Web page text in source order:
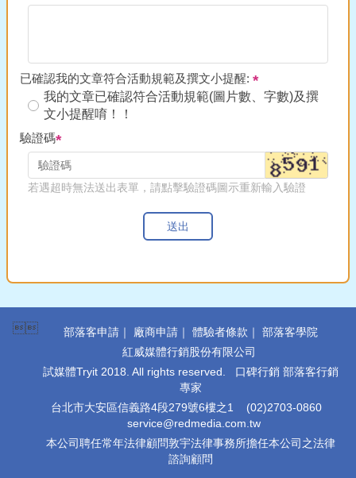
已確認我的文章符合活動規範及撰文小提醒:
我的文章已確認符合活動規範(圖片數、字數)及撰
文小提醒唷！！
驗證碼
若遇超時無法送出表單，請點擊驗證碼圖示重新輸入驗證
送出
 部落客申請 ｜ 廠商申請 ｜ 體驗者條款 ｜ 部落客學院
紅威媒體行銷股份有限公司
試媒體Tryit 2018. All rights reserved. 口碑行銷 部落客行銷
專家
台北市大安區信義路4段279號6樓之1 (02)2703-0860
service@redmedia.com.tw
本公司聘任常年法律顧問敦宇法律事務所擔任本公司之法律
諮詢顧問